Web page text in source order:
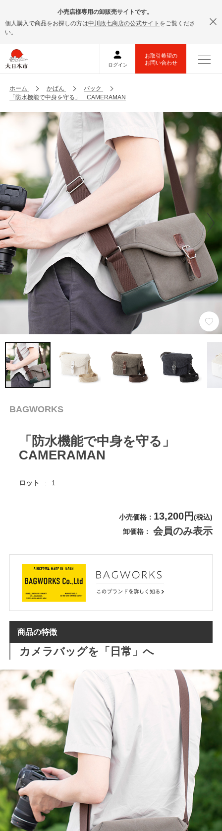
小売店様専用の卸販売サイトです。
個人購入で商品をお探しの方は中川政七商店の公式サイト をご覧くださ
い。
ホーム かばん
バック
「防水機能で中身を守る」 CAMERAMAN
BAGWORKS
「防水機能で中身を守る」
CAMERAMAN
ロット 1
小売価格 13,200円(税込)
卸価格
会員のみ表示
商品の特徴
カメラバッグを「日常」へ